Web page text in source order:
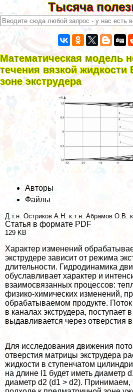
Тысяча
Математическая модель
течения вязкой
зоне экструдера
Авторы
Файлы
Д.т.н. Остриков А.Н. к.т.н. Абрамов О.В.
Статья в формате PDF
129 KB
Хаpaктер изменений
экструдере зависит от режима
длительности. Гидродинамика
обуславливает хаpaктер и
взаимосвязанных процессов:
физико-химических изменений,
обpaбатываемом продукте.
в каналах экструдера, поступает
выдавливается через отверстия
Для исследования движения
отверстия матрицы экструдера
жидкости в ступенчатом
на длине l1 будет иметь диаметр
диаметр d2 (d1 > d2). Принимаем,